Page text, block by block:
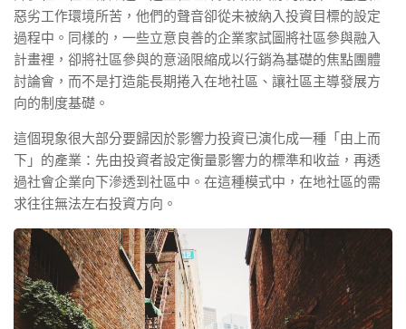
惡劣工作環境所苦，他們的聲音卻從未被納入投資目標的設定
過程中。同樣的，一些立意良善的企業家試圖將社區參與融入
計畫裡，卻將社區參與的意涵限縮成以行銷為基礎的焦點團體
討論會，而不是打造能長期捲入在地社區、讓社區主導發展方
向的制度基礎。
這個現象很大部分要歸因於影響力投資已演化成一種「由上而
下」的產業：先由投資者設定衡量影響力的標準和收益，再透
過社會企業向下滲透到社區中。在這種模式中，在地社區的需
求往往無法左右投資方向。